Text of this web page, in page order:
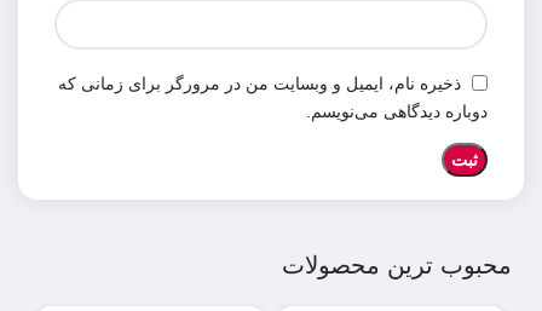
ذخیره نام، ایمیل و وبسایت من در مرورگر برای زمانی که
دوباره دیدگاهی می‌نویسم.
محبوب ترین محصولات